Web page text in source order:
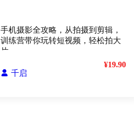
手机摄影全攻略，从拍摄到剪辑，
训练营带你玩转短视频，轻松拍大
片
 千启
¥19.90